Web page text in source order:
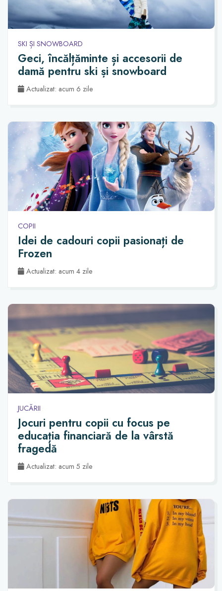
SKI ȘI SNOWBOARD
Geci, încălțăminte și accesorii de
damă pentru ski și snowboard
Actualizat: acum 6 zile
COPII
Idei de cadouri copii pasionați de
Frozen
Actualizat: acum 4 zile
JUCĂRII
Jocuri pentru copii cu focus pe
educația financiară de la vârstă
fragedă
Actualizat: acum 5 zile